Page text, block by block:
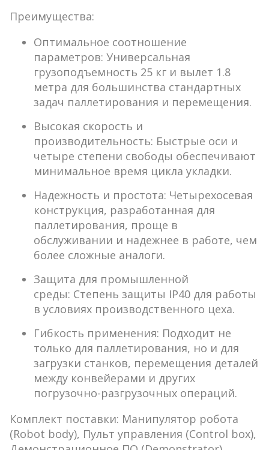
Преимущества:
Оптимальное соотношение
параметров: Универсальная
грузоподъемность 25 кг и вылет 1.8
метра для большинства стандартных
задач паллетирования и перемещения.
Высокая скорость и
производительность: Быстрые оси и
четыре степени свободы обеспечивают
минимальное время цикла укладки.
Надежность и простота: Четырехосевая
конструкция, разработанная для
паллетирования, проще в
обслуживании и надежнее в работе, чем
более сложные аналоги.
Защита для промышленной
среды: Степень защиты IP40 для работы
в условиях производственного цеха.
Гибкость применения: Подходит не
только для паллетирования, но и для
загрузки станков, перемещения деталей
между конвейерами и других
погрузочно-разгрузочных операций.
Комплект поставки: Манипулятор робота
(Robot body), Пульт управления (Control box),